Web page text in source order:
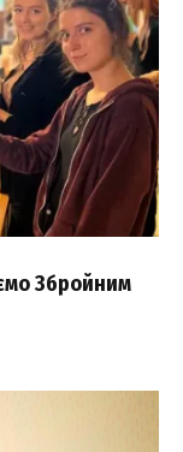
Збройним